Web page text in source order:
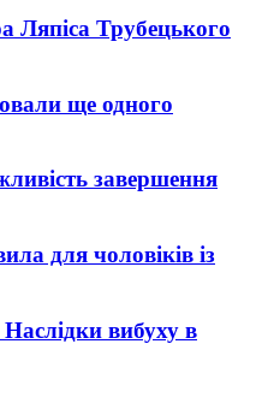
Ляпіса Трубецького
ще одного
завершення
для чоловіків із
Наслідки вибуху в